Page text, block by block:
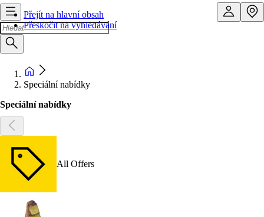
Přejít na hlavní obsah
Přeskočit na vyhledávání
Speciální nabídky
Speciální nabídky
All Offers